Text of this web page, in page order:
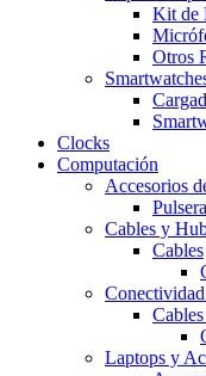
Kit de
Otros
Clocks
Computación
Accesorios
Cables y
Cables
Laptops y